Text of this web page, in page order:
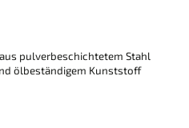
pulverbeschichtetem Stahl
ölbeständigem Kunststoff